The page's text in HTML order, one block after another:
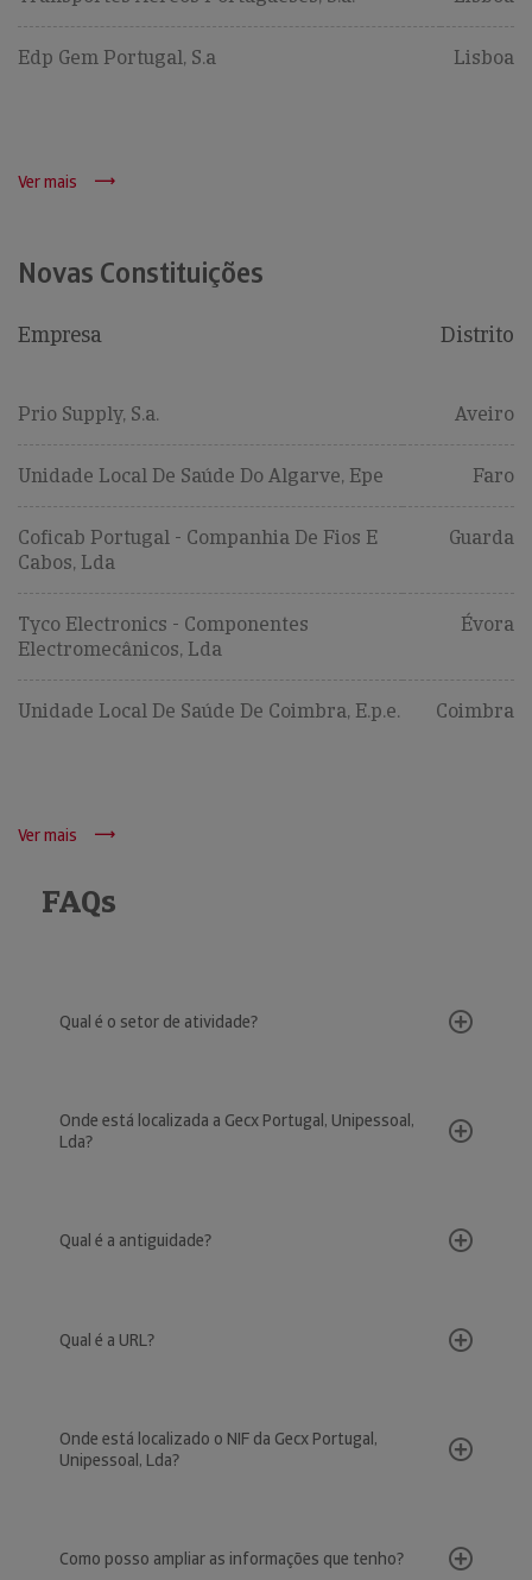
Edp Gem Portugal, S.a Lisboa
Ver mais
Novas Constituições
Empresa Distrito
Prio Supply, S.a. Aveiro
Unidade Local De Saúde Do Algarve, Epe Faro
Coficab Portugal - Companhia De Fios E
Cabos, Lda
Guarda
Tyco Electronics - Componentes
Electromecânicos, Lda
Évora
Unidade Local De Saúde De Coimbra, E.p.e. Coimbra
Ver mais
FAQs
Qual é o setor de atividade?
Onde está localizada a Gecx Portugal, Unipessoal,
Lda?
Qual é a antiguidade?
Qual é a URL?
Onde está localizado o NIF da Gecx Portugal,
Unipessoal, Lda?
Como posso ampliar as informações que tenho?